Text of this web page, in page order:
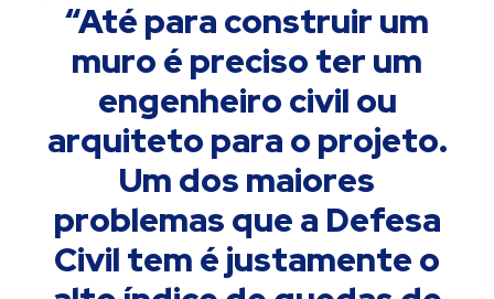
“Até para construir um
muro é preciso ter um
engenheiro civil ou
arquiteto para o projeto.
Um dos maiores
problemas que a Defesa
Civil tem é justamente o